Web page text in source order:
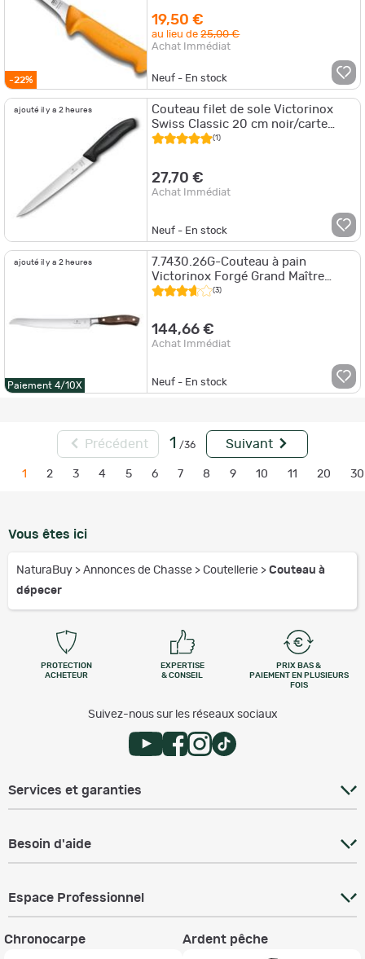
-22%
19,50 €
au lieu de25,00 €
Achat Immédiat
Neuf - En stock
ajouté il y a 2 heures
Couteau filet de sole Victorinox
Swiss Classic 20 cm noir/carte
6.8713.20B(1)
27,70 €
Achat Immédiat
Neuf - En stock
ajouté il y a 2 heures
Paiement 4/10X
7.7430.26G-Couteau à pain
Victorinox Forgé Grand Maître
érable
(3)
144,66 €
Achat Immédiat
Neuf - En stock
Précédent 1 /36 Suivant
1 2 3 4 5 6 7 8 9 10 11 20 30
Vous êtes ici
NaturaBuy > Annonces de Chasse > Coutellerie > Couteau à
dépecer
PROTECTION
ACHETEUR
EXPERTISE
& CONSEIL
PRIX BAS &
PAIEMENT EN PLUSIEURS
FOIS
Suivez-nous sur les réseaux sociaux
Services et garanties
Besoin d'aide
Espace Professionnel
Chronocarpe Ardent pêche